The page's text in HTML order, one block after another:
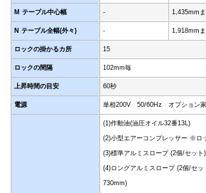
M テーブル中心幅 - 1,435mm
N テーブル全幅(外々) - 1,918mm
ロックの掛かるカ所 15
ロックの間隔 102mm毎
上昇時間の目安 60秒
電源 単相200V 50/60Hz オプション家
(1)作動油(油圧オイル32番13L)
(2)小型エアーコンプレッサー ※ロ
(3)標準アルミスロープ (2個/セッ
(4)ロングアルミスロープ (2個/セ
730mm)